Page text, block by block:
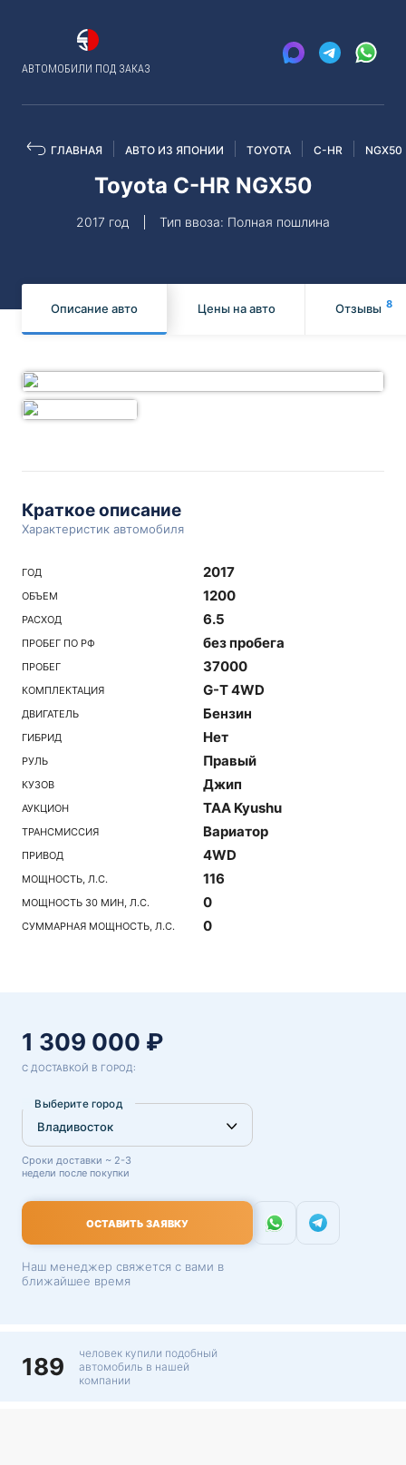
АВТОМОБИЛИ ПОД ЗАКАЗ
ГЛАВНАЯ АВТО ИЗ ЯПОНИИ TOYOTA C-HR NGX50
Toyota C-HR NGX50
2017 год Тип ввоза: Полная пошлина
Описание авто Цены на авто Отзывы 8
Краткое описание
Характеристик автомобиля
ГОД 2017
ОБЪЕМ 1200
РАСХОД 6.5
ПРОБЕГ ПО РФ без пробега
ПРОБЕГ 37000
КОМПЛЕКТАЦИЯ G-T 4WD
ДВИГАТЕЛЬ Бензин
ГИБРИД Нет
РУЛЬ Правый
КУЗОВ Джип
АУКЦИОН TAA Kyushu
ТРАНСМИССИЯ Вариатор
ПРИВОД 4WD
МОЩНОСТЬ, Л.С. 116
МОЩНОСТЬ 30 МИН, Л.С. 0
СУММАРНАЯ МОЩНОСТЬ, Л.С. 0
1 309 000 ₽
С ДОСТАВКОЙ В ГОРОД:
Выберите город
Сроки доставки ~ 2-3
недели после покупки
ОСТАВИТЬ ЗАЯВКУ
Наш менеджер свяжется с вами в
ближайшее время
189
человек купили подобный
автомобиль в нашей
компании